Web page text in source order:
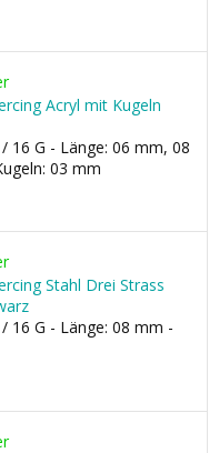
Acryl mit Kugeln
16 G - Länge: 06 mm, 08
03 mm
Stahl Drei Strass
16 G - Länge: 08 mm -